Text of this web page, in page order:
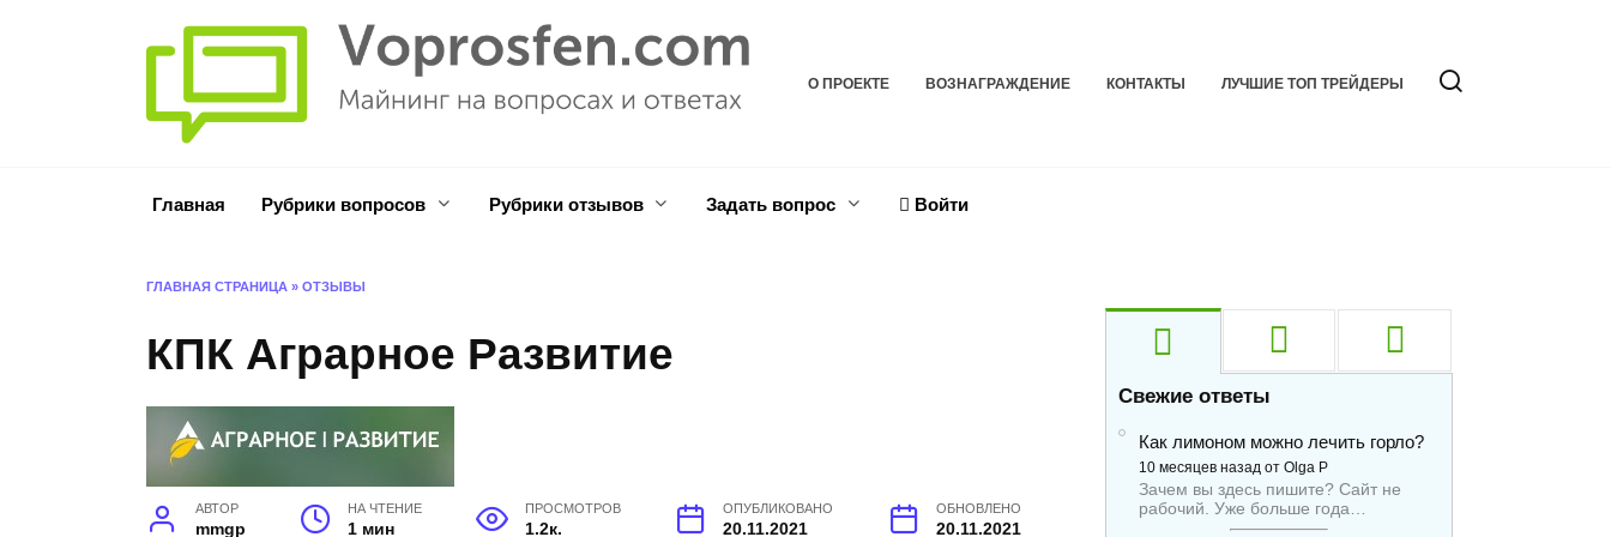
О ПРОЕКТЕ ВОЗНАГРАЖДЕНИЕ КОНТАКТЫ ЛУЧШИЕ ТОП ТРЕЙДЕРЫ
Главная Рубрики вопросов Рубрики отзывов Задать вопрос Войти
ГЛАВНАЯ СТРАНИЦА » ОТЗЫВЫ
КПК Аграрное Развитие
АВТОР
mmgp
НА ЧТЕНИЕ
1 мин
ПРОСМОТРОВ
1.2к.
ОПУБЛИКОВАНО
20.11.2021
ОБНОВЛЕНО
20.11.2021
Свежие ответы
Как лимоном можно лечить горло?
10 месяцев назад от Olga P
Зачем вы здесь пишите? Сайт не
рабочий. Уже больше года…